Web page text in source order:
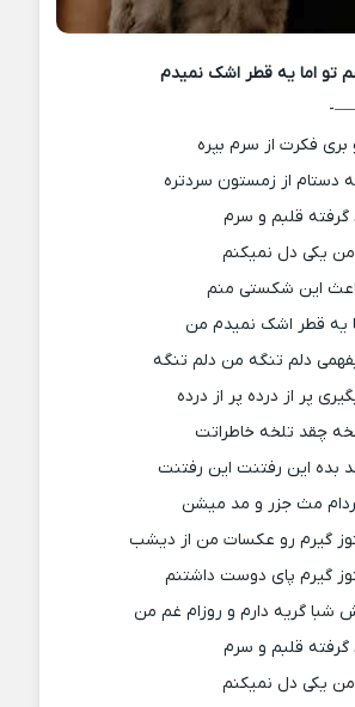
تو اما یه قطر اشک نمیدم
بری فکرت از سرم بپره
دستام از زمستون سردتره
گرفته قلبم و سرم
من یکی دل نمیکنم
این شکستی منم
یه قطر اشک نمیدم من
دلم تنگه من دلم تنگه
پر از درده پر از درده
چقد تلخه خاطراتت
بده این رفتنت این رفتنت
مث جزر و مد میشن
گیرم رو عکسات من از دیشب
گیرم پای دوست داشتنم
گریه دارم و روزام غم من
گرفته قلبم و سرم
من یکی دل نمیکنم